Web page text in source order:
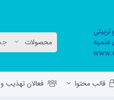
قالب محتوا فعالان تهذیب